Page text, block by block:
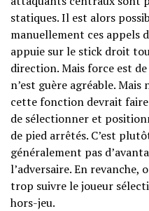
statiques. Il est alors
manuellement ces appels
appuie sur le stick droit
direction. Mais force est
n’est guère agréable.
cette fonction devrait
de sélectionner et
de pied arrêtés. C’est
généralement pas
l’adversaire. En revanche,
trop suivre le joueur
hors-jeu.